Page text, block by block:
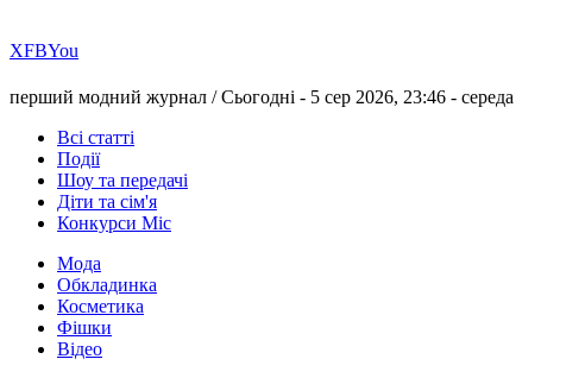
ХFBYou
перший модний журнал /Сьогодні - 5 сер 2026, 23:46 - середа
Всі статті
Події
Шоу та передачі
Діти та сім'я
Конкурси Міс
Мода
Обкладинка
Косметика
Фішки
Відео